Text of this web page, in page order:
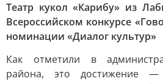
Театр кукол «Карибу» из
Всероссийском конкурсе
номинации «Диалог культур»
Как отметили в
района, это достижение —